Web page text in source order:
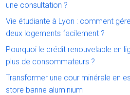
une consultation ?
Vie étudiante à Lyon : comment
deux logements facilement ?
Pourquoi le crédit renouvelable en
plus de consommateurs ?
Transformer une cour minérale en
store banne aluminium